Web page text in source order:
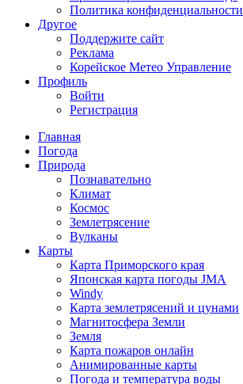
Политика конфиденциальности
Другое
Поддержите сайт
Реклама
Корейское Метео Управление
Профиль
Войти
Регистрация
Главная
Погода
Природа
Познавательно
Климат
Космос
Землетрясение
Вулканы
Карты
Карта Приморского края
Японская карта погоды JMA
Windy
Карта землетрясений и цунами
Магнитосфера Земли
Земля
Карта пожаров онлайн
Анимированные карты
Погода и температура воды